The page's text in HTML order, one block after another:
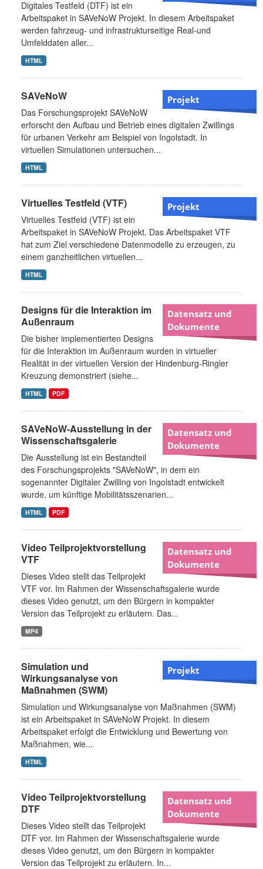
Digitales Testfeld (DTF) ist ein
Arbeitspaket in SAVeNoW Projekt. In diesem Arbeitspaket
werden fahrzeug- und infrastrukturseitige Real-und
Umfelddaten aller...
HTML
Projekt
SAVeNoW
Das Forschungsprojekt SAVeNoW
erforscht den Aufbau und Betrieb eines digitalen Zwillings
für urbanen Verkehr am Beispiel von Ingolstadt. In
virtuellen Simulationen untersuchen...
HTML
Projekt
Virtuelles Testfeld (VTF)
Virtuelles Testfeld (VTF) ist ein
Arbeitspaket in SAVeNoW Projekt. Das Arbeitspaket VTF
hat zum Ziel verschiedene Datenmodelle zu erzeugen, zu
einem ganzheitlichen virtuellen...
HTML
Datensatz und
Dokumente
Designs für die Interaktion im
Außenraum
Die bisher implementierten Designs
für die Interaktion im Außenraum wurden in virtueller
Realität in der virtuellen Version der Hindenburg-Ringler
Kreuzung demonstriert (siehe...
HTML PDF
Datensatz und
Dokumente
SAVeNoW-Ausstellung in der
Wissenschaftsgalerie
Die Ausstellung ist ein Bestandteil
des Forschungsprojekts "SAVeNoW", in dem ein
sogenannter Digitaler Zwilling von Ingolstadt entwickelt
wurde, um künftige Mobilitätsszenarien...
HTML PDF
Datensatz und
Dokumente
Video Teilprojektvorstellung
VTF
Dieses Video stellt das Teilprojekt
VTF vor. Im Rahmen der Wissenschaftsgalerie wurde
dieses Video genutzt, um den Bürgern in kompakter
Version das Teilprojekt zu erläutern. Das...
MP4
Projekt
Simulation und
Wirkungsanalyse von
Maßnahmen (SWM)
Simulation und Wirkungsanalyse von Maßnahmen (SWM)
ist ein Arbeitspaket in SAVeNoW Projekt. In diesem
Arbeitspaket erfolgt die Entwicklung und Bewertung von
Maßnahmen, wie...
HTML
Datensatz und
Dokumente
Video Teilprojektvorstellung
DTF
Dieses Video stellt das Teilprojekt
DTF vor. Im Rahmen der Wissenschaftsgalerie wurde
dieses Video genutzt, um den Bürgern in kompakter
Version das Teilprojekt zu erläutern. In...